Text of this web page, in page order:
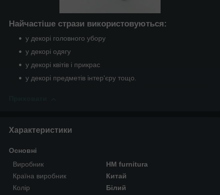
Найчастіше стрази використовуються:
у декорі головного убору
у декорі одягу
у декорі квітів і прикрас
у декорі предметів інтер'єру тощо.
Характеристики
Основні
Виробник
HM furnitura
Країна виробник
Китай
Колір
Білий